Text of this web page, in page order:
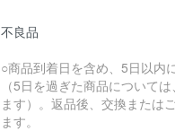
不良品
○商品到着日を含め、5日以内
（5日を過ぎた商品について
ます）。返品後、交換または
ます。